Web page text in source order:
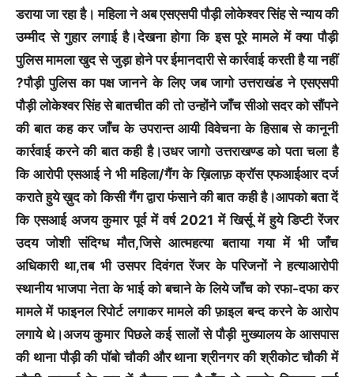
डराया जा रहा है। महिला ने अब एसएसपी पौड़ी लोकेश्वर सिंह से न्याय की
उम्मीद से गुहार लगाई है।देखना होगा कि इस पूरे मामले में क्या पौड़ी
पुलिस मामला खुद से जुड़ा होने पर ईमानदारी से कार्रवाई करती है या नहीं
?पौड़ी पुलिस का पक्ष जानने के लिए जब जागो उत्तराखंड ने एसएसपी
पौड़ी लोकेश्वर सिंह से बातचीत की तो उन्होंने जाँच सीओ सदर को सौंपने
की बात कह कर जाँच के उपरान्त आयी विवेचना के हिसाब से कानूनी
कार्रवाई करने की बात कही है।उधर जागो उत्तराखण्ड को पता चला है
कि आरोपी एसआई ने भी महिला/गैंग के ख़िलाफ़ क्रॉस एफआईआर दर्ज
कराते हुये ख़ुद को किसी गैंग द्वारा फंसाने की बात कही है।आपको बता दें
कि एसआई अजय कुमार पूर्व में वर्ष 2021 में खिर्सू में हुये डिप्टी रेंजर
उदय जोशी संदिग्ध मौत,जिसे आत्महत्या बताया गया में भी जाँच
अधिकारी था,तब भी उसपर दिवंगत रेंजर के परिजनों ने हत्याआरोपी
स्थानीय भाजपा नेता के भाई को बचाने के लिये जाँच को रफा-दफा कर
मामले में फाइनल रिपोर्ट लगाकर मामले की फ़ाइल बन्द करने के आरोप
लगाये थे।अजय कुमार पिछले कई सालों से पौड़ी मुख्यालय के आसपास
की थाना पौड़ी की पॉबो चौकी और थाना श्रीनगर की श्रीकोट चौकी में